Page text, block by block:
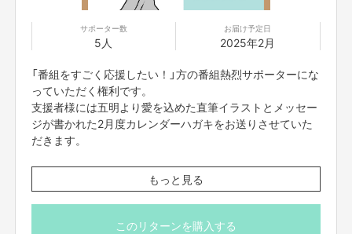
サポーター数
5人
お届け予定日
2025年2月
「番組をすごく応援したい！」方の番組熱烈サポーターにな
っていただく権利です。
支援者様には五明より愛を込めた直筆イラストとメッセー
ジが書かれた2月度カレンダーハガキをお送りさせていた
だきます。
※番組制作費に充てさせていただきます。
※イラスト、吹き出し部分は直筆、カレンダー部分は印刷
となります。
※吹き出しの中に「〇〇さんへ」とお名前を書かせていただ
もっと見る
このリターンを購入する